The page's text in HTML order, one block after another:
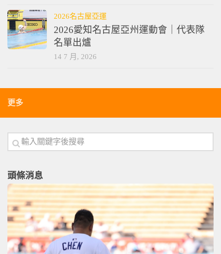
2026名古屋亞運
2026愛知名古屋亞州運動會｜代表隊
名單出爐
14 7 月, 2026
更多
頭條消息